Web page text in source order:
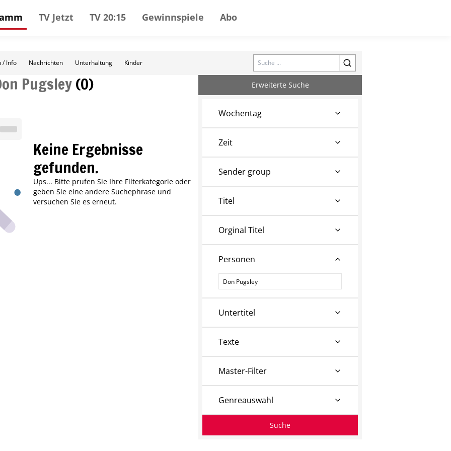
TV Jetzt TV 20:15 Gewinnspiele Abo
/ Info Nachrichten Unterhaltung Kinder Search
Pugsley(0)
Keine Ergebnisse
gefunden.
Ups... Bitte prufen Sie Ihre Filterkategorie oder
geben Sie eine andere Suchephrase und
versuchen Sie es erneut.
Erweiterte Suche
Wochentag
Zeit
Sender group
Titel
Orginal Titel
Personen
Personen
Untertitel
Texte
Master-Filter
Genreauswahl
Suche